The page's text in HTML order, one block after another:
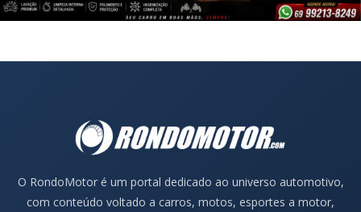
O RondoMotor é um portal dedicado ao universo automotivo,
com conteúdo voltado a carros, motos, esportes a motor,